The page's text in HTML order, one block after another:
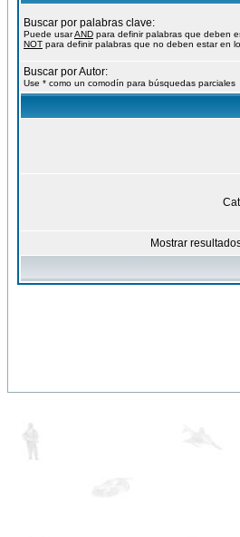
Buscar por palabras clave:
Puede usarAND para definir palabras que deben
NOT para definir palabras que no deben estar en
Buscar por Autor:
Use * como un comodín para búsquedas parciales
Mostrar